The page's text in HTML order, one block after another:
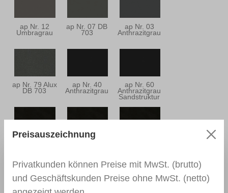
ap Nr. 12
Umbragrau
ap Nr. 07 DB
703
ap Nr. 03
Anthrazitgrau
ap Nr. 79 Alux
DB 703
ap Nr. 40
Anthrazitgrau
ap Nr. 60
Anthrazitgrau
Sandstruktur
Preisauszeichnung
Privatkunden können Preise mit MwSt. (brutto)
und Geschäftskunden Preise ohne MwSt. (netto)